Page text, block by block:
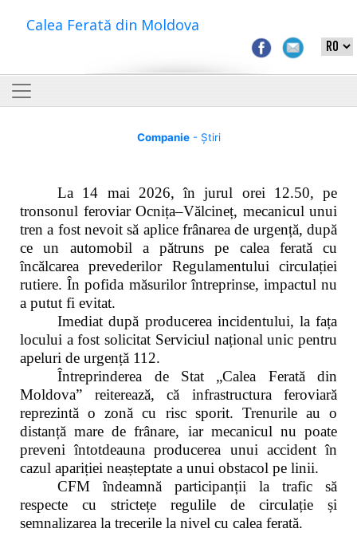
Calea Ferată din Moldova
Companie- Știri
La 14 mai 2026, în jurul orei 12.50, pe
tronsonul feroviar Ocnița–Vălcineț, mecanicul unui
tren a fost nevoit să aplice frânarea de urgență, după
ce un automobil a pătruns pe calea ferată cu
încălcarea prevederilor Regulamentului circulației
rutiere. În pofida măsurilor întreprinse, impactul nu
a putut fi evitat.
Imediat după producerea incidentului, la fața
locului a fost solicitat Serviciul național unic pentru
apeluri de urgență 112.
Întreprinderea de Stat „Calea Ferată din
Moldova” reiterează, că infrastructura feroviară
reprezintă o zonă cu risc sporit. Trenurile au o
distanță mare de frânare, iar mecanicul nu poate
preveni întotdeauna producerea unui accident în
cazul apariției neașteptate a unui obstacol pe linii.
CFM îndeamnă participanții la trafic să
respecte cu strictețe regulile de circulație și
semnalizarea la trecerile la nivel cu calea ferată.